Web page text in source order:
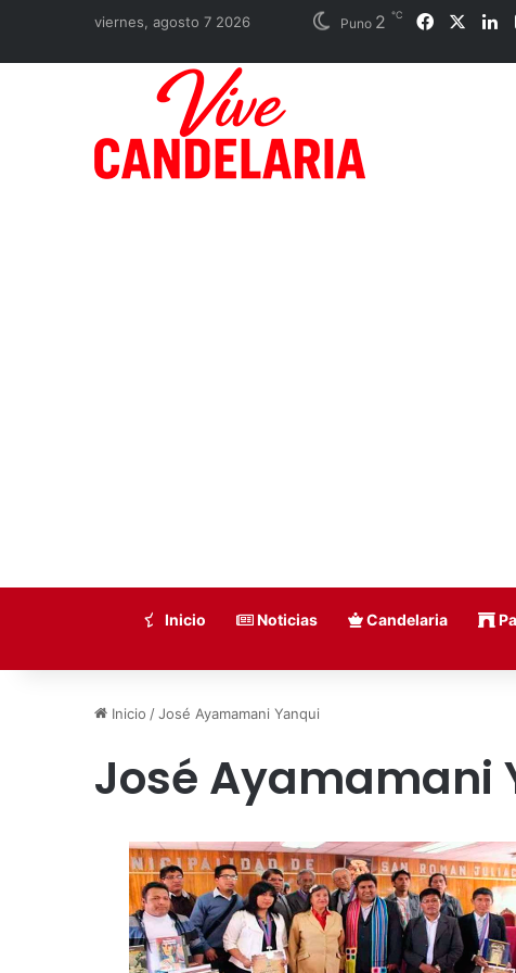
viernes, agosto 7 2026 Puno 2 ℃ Facebook
Inicio Noticias Candelaria
Inicio /José Ayamamani Yanqui
José Ayamamani